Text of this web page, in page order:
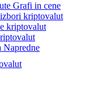
Grafi in cene
kriptovalut
kriptovalut
Napredne